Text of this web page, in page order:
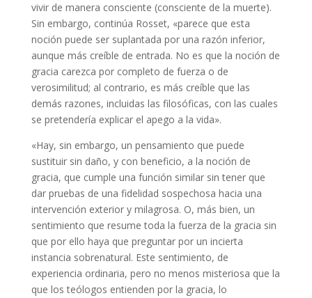
vivir de manera consciente (consciente de la muerte).
Sin embargo, continúa Rosset, «parece que esta
noción puede ser suplantada por una razón inferior,
aunque más creíble de entrada. No es que la noción de
gracia carezca por completo de fuerza o de
verosimilitud; al contrario, es más creíble que las
demás razones, incluidas las filosóficas, con las cuales
se pretendería explicar el apego a la vida».
«Hay, sin embargo, un pensamiento que puede
sustituir sin daño, y con beneficio, a la noción de
gracia, que cumple una función similar sin tener que
dar pruebas de una fidelidad sospechosa hacia una
intervención exterior y milagrosa. O, más bien, un
sentimiento que resume toda la fuerza de la gracia sin
que por ello haya que preguntar por un incierta
instancia sobrenatural. Este sentimiento, de
experiencia ordinaria, pero no menos misteriosa que la
que los teólogos entienden por la gracia, lo